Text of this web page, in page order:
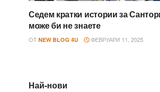
Седем кратки истории за
може би не знаете
ОТ NEW BLOG 4U ФЕВРУАРИ 11, 2025
Най-нови